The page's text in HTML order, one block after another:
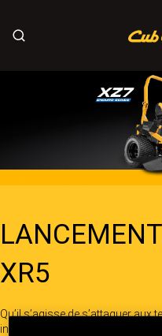
XR5
Qu’il s’agisse de s’attaquer aux
inégaux, à de l’herbe haute et aux